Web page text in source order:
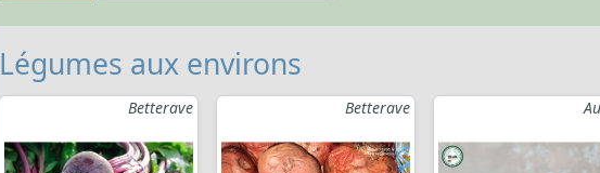
Légumes aux environs
Betterave Betterave